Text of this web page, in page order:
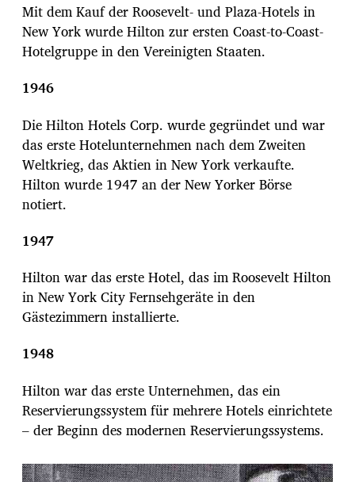
Mit dem Kauf der Roosevelt- und Plaza-Hotels in
New York wurde Hilton zur ersten Coast-to-Coast-
Hotelgruppe in den Vereinigten Staaten.
1946
Die Hilton Hotels Corp. wurde gegründet und war
das erste Hotelunternehmen nach dem Zweiten
Weltkrieg, das Aktien in New York verkaufte.
Hilton wurde 1947 an der New Yorker Börse
notiert.
1947
Hilton war das erste Hotel, das im Roosevelt Hilton
in New York City Fernsehgeräte in den
Gästezimmern installierte.
1948
Hilton war das erste Unternehmen, das ein
Reservierungssystem für mehrere Hotels einrichtete
– der Beginn des modernen Reservierungssystems.